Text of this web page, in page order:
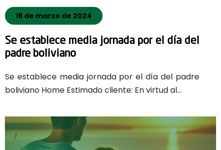
18 de marzo de 2024
Se establece media jornada por el día del
padre boliviano
Se establece media jornada por el día del padre
boliviano Home Estimado cliente: En virtud al…